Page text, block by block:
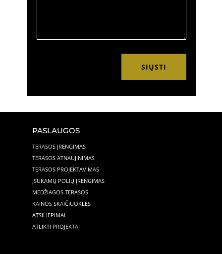
SIŲSTI
PASLAUGOS
TERASOS ĮRENGIMAS
TERASOS ATNAUJINIMAS
TERASOS PROJEKTAVIMAS
ĮSUKAMŲ POLIŲ ĮRENGIMAS
MEDŽIAGOS TERASOS
KAINOS SKAIČIUOKLĖS
ATSILIEPIMAI
ATLIKTI PROJEKTAI